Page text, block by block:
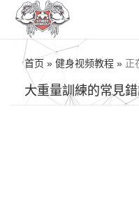
首页 » 健身视频教程 » 正
大重量訓練的常見